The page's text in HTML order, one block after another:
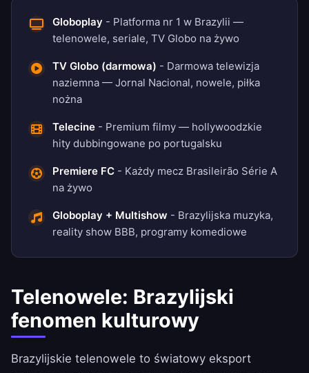
Globoplay - Platforma nr 1 w Brazylii —
telenowele, seriale, TV Globo na żywo
TV Globo (darmowa) - Darmowa telewizja
naziemna — Jornal Nacional, nowele, piłka
nożna
Telecine - Premium filmy — hollywoodzkie
hity dubbingowane po portugalsku
Premiere FC - Każdy mecz Brasileirão Série A
na żywo
Globoplay + Multishow - Brazylijska muzyka,
reality show BBB, programy komediowe
Telenowele: Brazylijski
fenomen kulturowy
Brazylijskie telenowele to światowy eksport